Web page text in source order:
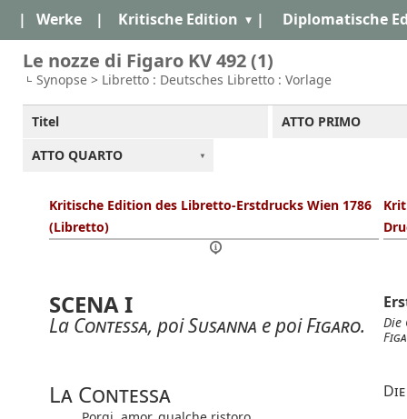
| Werke | Kritische Edition | Diplomatische
Le nozze di Figaro KV 492 (1)
Synopse > Libretto : Deutsches Libretto : Vorlage
Titel
ATTO PRIMO
ATTO QUARTO
Kritische Edition des Libretto-Erstdrucks Wien 1786
(Libretto)
SCENA I
La Contessa, poiSusanna e poiFigaro. Die
La Contessa